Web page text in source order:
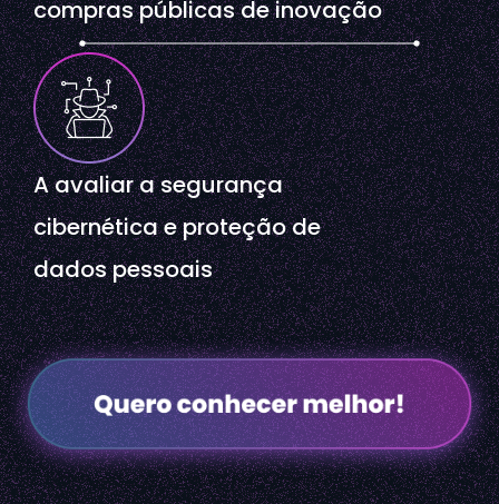
compras públicas de inovação
A avaliar a segurança
cibernética e proteção de
dados pessoais